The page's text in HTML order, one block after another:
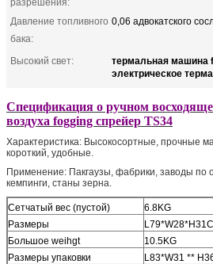
разрешения:
Давление топливного
бака:
0,06 адвокатского
Высокий свет: термальная машина
электрическое
Спецификация о ручном
воздуха fogging спрейер TS34
Характеристика: Высокосортные, прочные
короткий, удобные.
Применение: Пакгаузы, фабрики, заводы по
кемпинги, станы зерна.
Сетчатый вес (пустой)
6.8KG
Размеры
Большое weihgt
10.5KG
Размеры упаковки
L83*W31 **